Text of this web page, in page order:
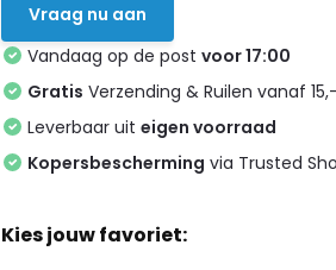
Vraag nu aan
Vandaag op de postvoor 17:00
Gratis Verzending & Ruilen vanaf 15,-
Leverbaar uiteigen voorraad
Kopersbescherming via Trusted
Kies jouw favoriet: